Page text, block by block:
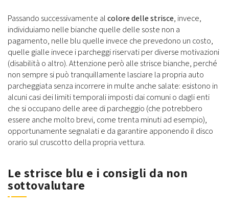
Passando successivamente alcolore delle strisce, invece,
individuiamo nelle bianche quelle delle soste non a
pagamento, nelle blu quelle invece che prevedono un costo,
quelle gialle invece i parcheggi riservati per diverse motivazioni
(disabilità o altro). Attenzione però alle strisce bianche, perché
non sempre si può tranquillamente lasciare la propria auto
parcheggiata senza incorrere in multe anche salate: esistono in
alcuni casi dei limiti temporali imposti dai comuni o dagli enti
che si occupano delle aree di parcheggio (che potrebbero
essere anche molto brevi, come trenta minuti ad esempio),
opportunamente segnalati e da garantire apponendo il disco
orario sul cruscotto della propria vettura.
Le strisce blu e i consigli da non
sottovalutare